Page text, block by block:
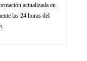
actualizada en
las 24 horas del